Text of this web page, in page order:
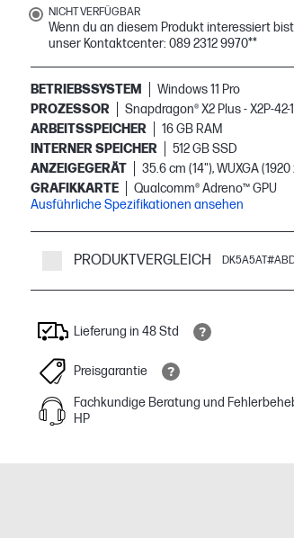
NICHT VERFÜGBAR
Wenn du an diesem Produkt interessiert
unser Kontaktcenter: 089 2312 9970**
BETRIEBSSYSTEM
Windows 11 Pro
PROZESSOR
Snapdragon® X2 Plus - X2P-42-
ARBEITSSPEICHER
16 GB RAM
INTERNER SPEICHER
512 GB SSD
ANZEIGEGERÄT
35.6 cm (14"), WUXGA (1920
GRAFIKKARTE
Qualcomm® Adreno™ GPU
Ausführliche Spezifikationen ansehen
PRODUKTVERGLEICH
Lieferung in 48 Std
Preisgarantie
Fachkundige Beratung und
HP